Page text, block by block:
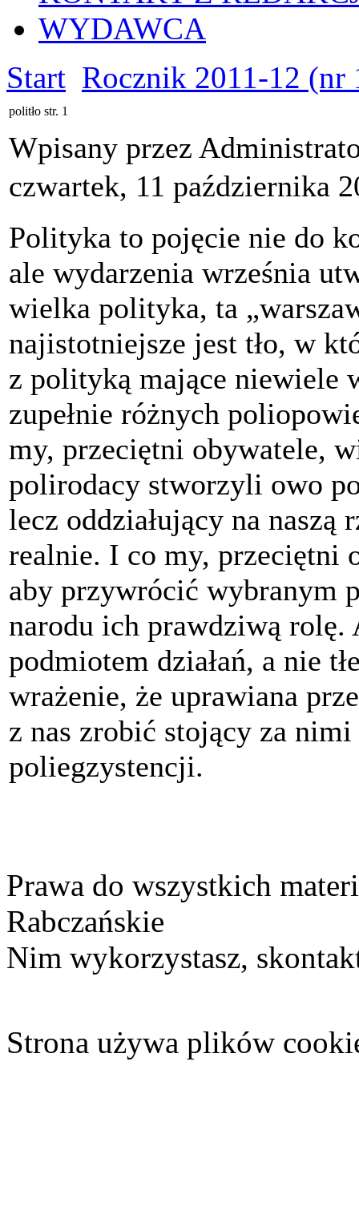
WYDAWCA
Start Rocznik 2011-12 (nr
politło str. 1
Wpisany przez
czwartek, 11 października
Polityka to pojęcie nie do
ale wydarzenia września
wielka polityka, ta
najistotniejsze jest tło, w
z polityką mające niewiele
zupełnie różnych
my, przeciętni obywatele,
polirodacy stworzyli owo
lecz oddziałujący na
realnie. I co my, przeciętni
aby przywrócić wybranym
narodu ich prawdziwą
podmiotem działań, a nie
wrażenie, że uprawiana
z nas zrobić stojący za
poliegzystencji.
Prawa do wszystkich
Rabczańskie
Nim wykorzystasz,
Strona używa plików